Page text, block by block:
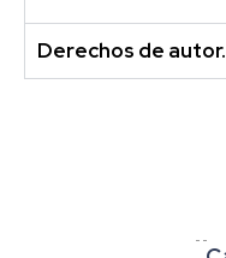
Derechos de autor.